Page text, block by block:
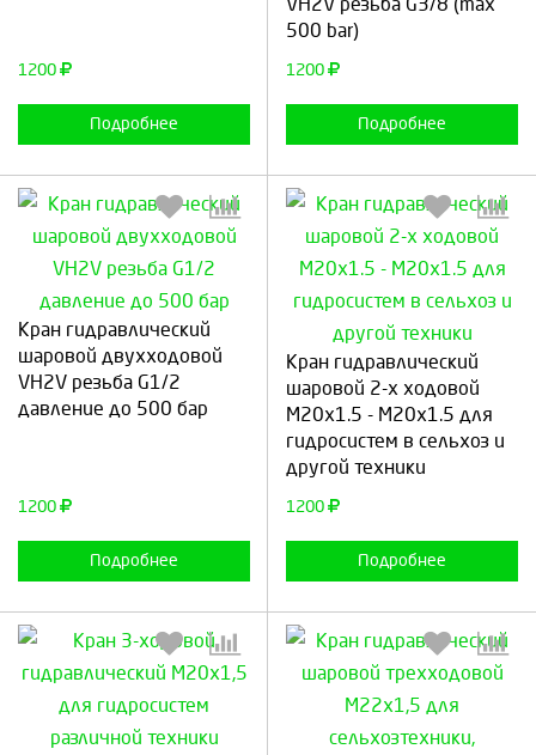
1200
Подробнее
VH2V резьба G3/8 (max
500 bar)
1200
Подробнее
Продолжить
Кран гидравлический
шаровой двухходовой
VH2V резьба G1/2
давление до 500 бар
1200
Подробнее
Выберите количество:
Kpaн гидравличecкий
шaровой 2-х xодoвой
М20х1.5 - М20х1.5 для
гидросистем в сельхоз и
другой техники
1200
Подробнее
Выберите количество:
Продолжить Отмена